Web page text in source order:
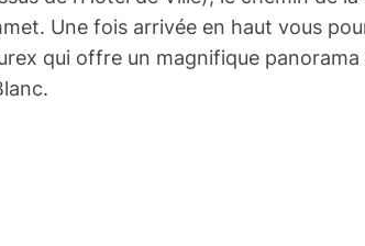
Une fois arrivée en haut vous
qui offre un magnifique